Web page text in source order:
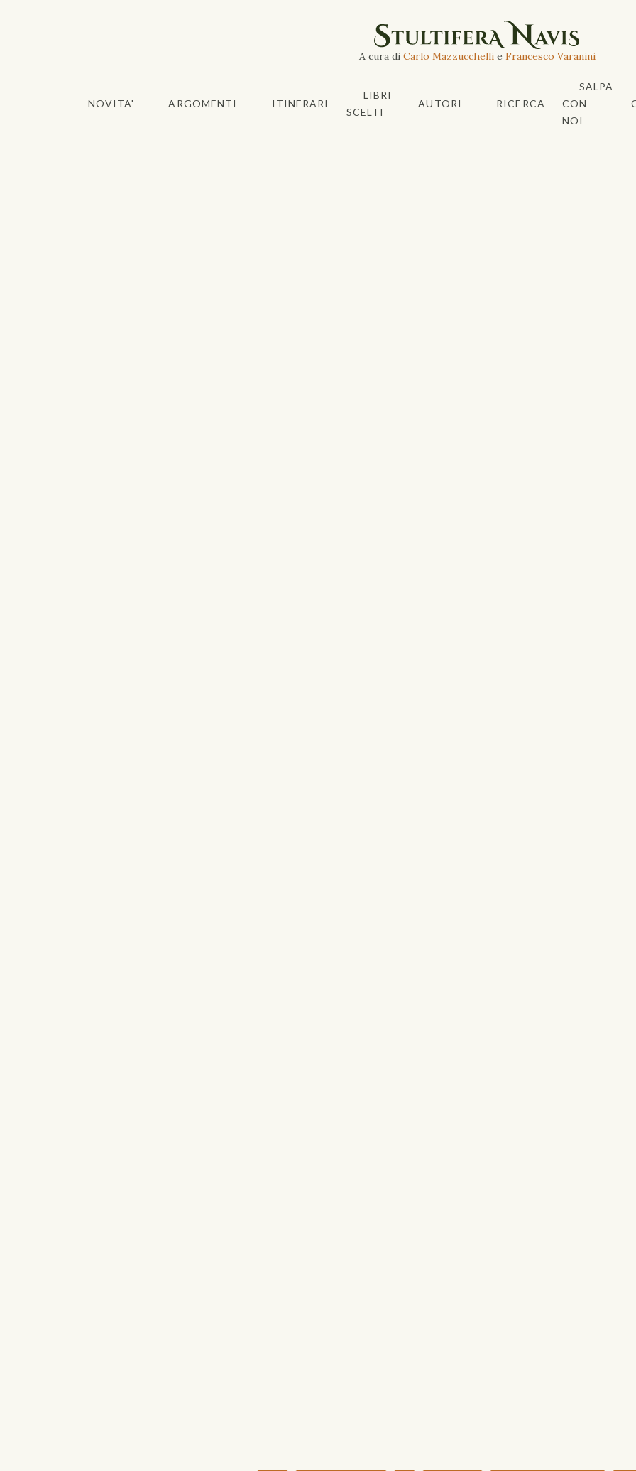
A cura di Carlo Mazzucchellie Francesco Varanini
NOVITA' ARGOMENTI ITINERARI
LIBRI
SCELTI
AUTORI RICERCA
SALPA
CON
NOI